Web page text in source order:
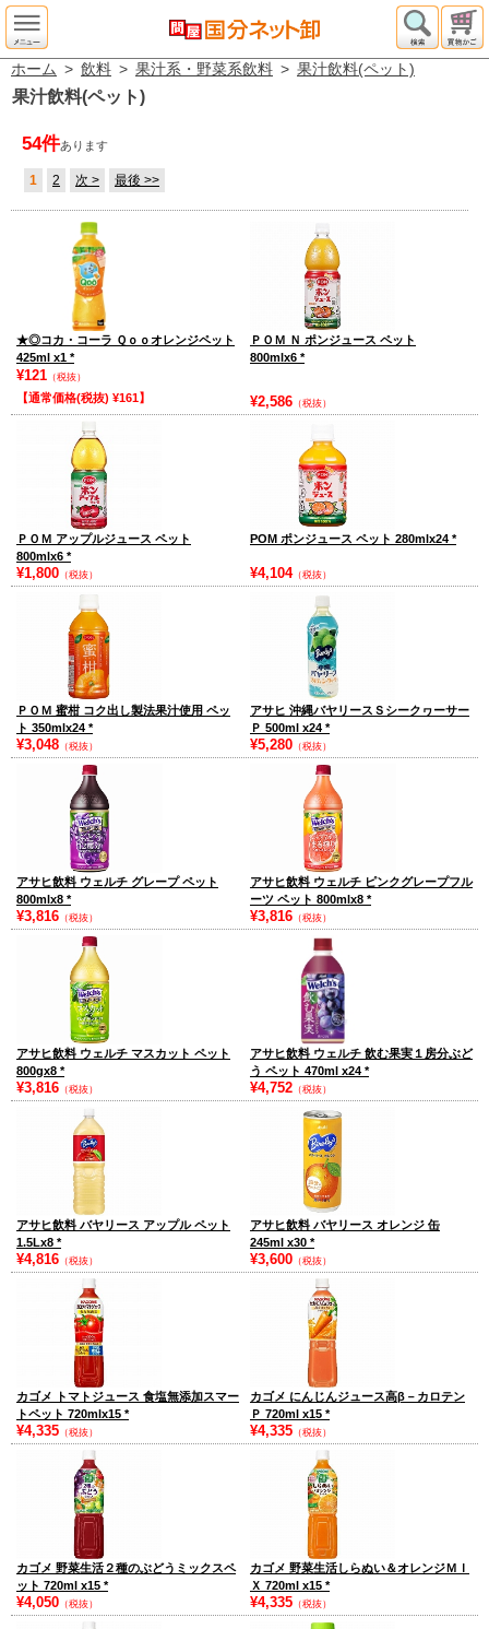
ホーム > 飲料 > 果汁系・野菜系飲料 > 果汁飲料(ペット)
果汁飲料(ペット)
54件あります
1 2 次 > 最後 >>
★◎コカ・コーラ Ｑｏｏオレンジペット
425ml x1 *
¥121 （税抜）
【通常価格(税抜) ¥161】
ＰＯＭ Ｎ ポンジュース ペット
800mlx6 *
¥2,586 （税抜）
ＰＯＭ アップルジュース ペット
800mlx6 *
¥1,800 （税抜）
POM ポンジュース ペット 280mlx24 *
¥4,104（税抜）
ＰＯＭ 蜜柑 コク出し製法果汁使用 ペッ
ト 350mlx24 *
¥3,048 （税抜）
アサヒ 沖縄バヤリースＳシークヮーサー
Ｐ 500ml x24 *
¥5,280 （税抜）
アサヒ飲料 ウェルチ グレープ ペット
800mlx8 *
¥3,816 （税抜）
アサヒ飲料 ウェルチ ピンクグレープフル
ーツ ペット 800mlx8 *
¥3,816 （税抜）
アサヒ飲料 ウェルチ マスカット ペット
800gx8 *
¥3,816 （税抜）
アサヒ飲料 ウェルチ 飲む果実１房分ぶど
う ペット 470ml x24 *
¥4,752 （税抜）
アサヒ飲料 バヤリース アップル ペット
1.5Lx8 *
¥4,816 （税抜）
アサヒ飲料 バヤリース オレンジ 缶
245ml x30 *
¥3,600 （税抜）
カゴメ トマトジュース 食塩無添加スマー
トペット 720mlx15 *
¥4,335 （税抜）
カゴメ にんじんジュース高β－カロテン
Ｐ 720ml x15 *
¥4,335 （税抜）
カゴメ 野菜生活２種のぶどうミックスペ
ット 720ml x15 *
¥4,050 （税抜）
カゴメ 野菜生活しらぬい＆オレンジＭＩ
Ｘ 720ml x15 *
¥4,335 （税抜）